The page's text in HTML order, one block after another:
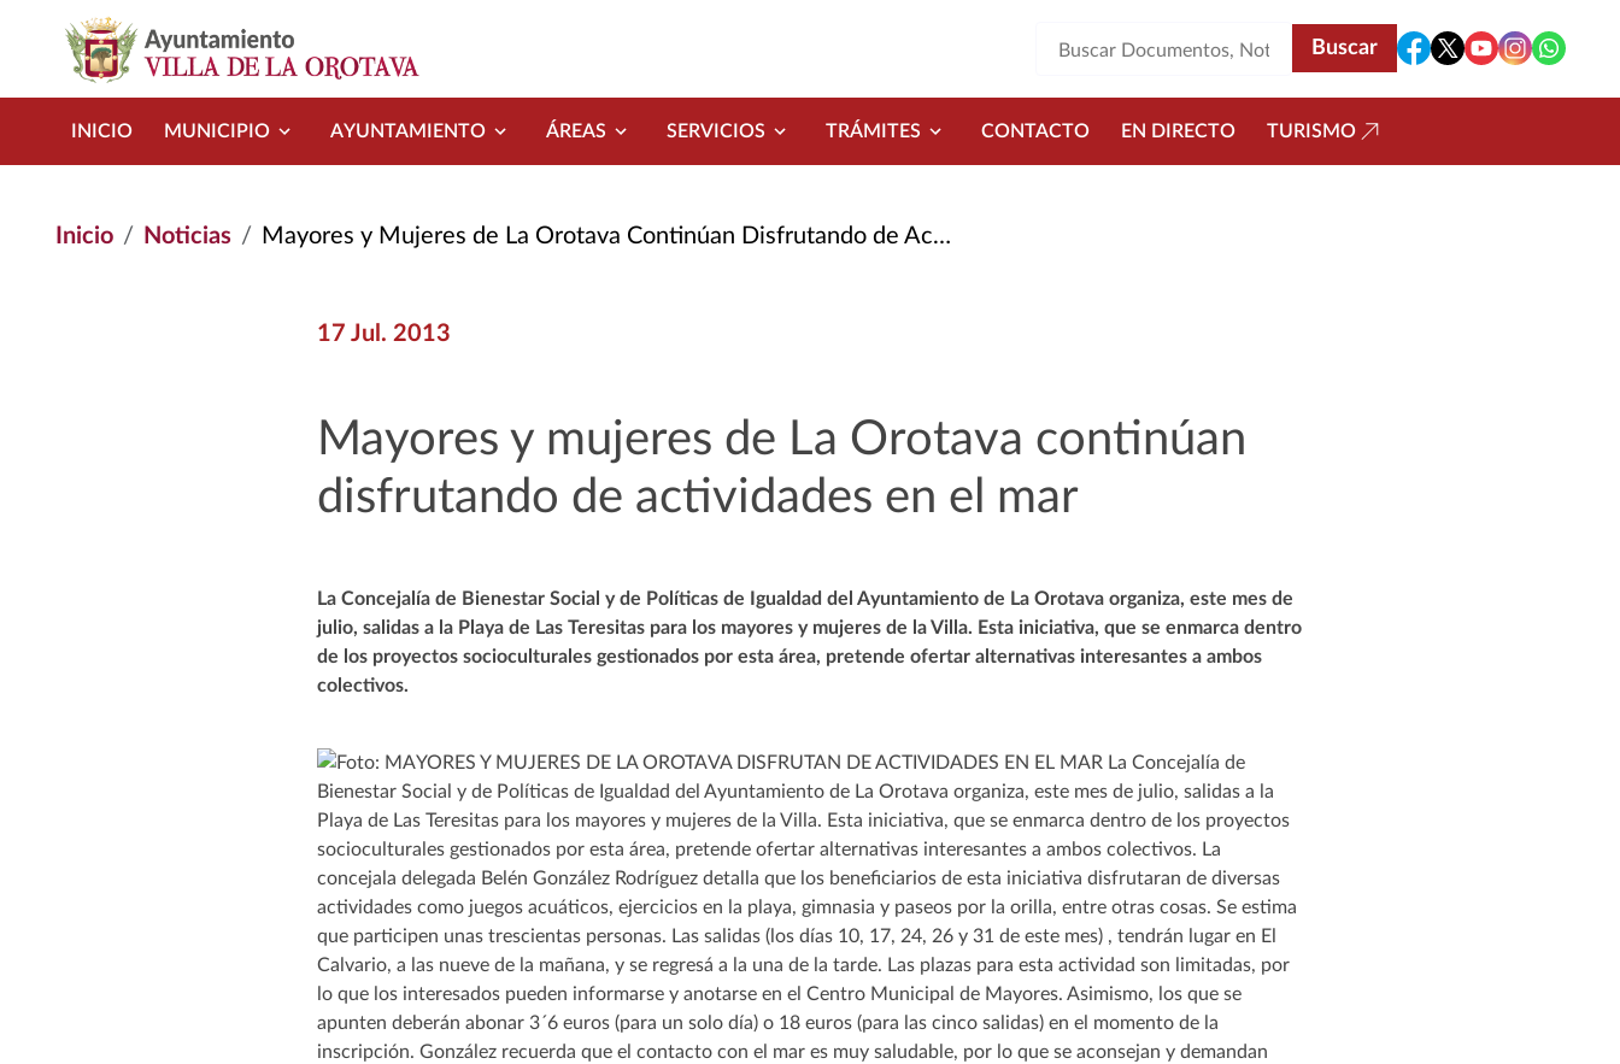
INICIO MUNICIPIO AYUNTAMIENTO ÁREAS SERVICIOS TRÁMITES CONTACTO EN DIRECTO TURISMO
Inicio Noticias Mayores y Mujeres de La Orotava Continúan Disfrutando de Actividades En El Mar
17 Jul. 2013
Mayores y mujeres de La Orotava continúan
disfrutando de actividades en el mar
La Concejalía de Bienestar Social y de Políticas de Igualdad del Ayuntamiento de La Orotava organiza, este mes de
julio, salidas a la Playa de Las Teresitas para los mayores y mujeres de la Villa. Esta iniciativa, que se enmarca dentro
de los proyectos socioculturales gestionados por esta área, pretende ofertar alternativas interesantes a ambos
colectivos.